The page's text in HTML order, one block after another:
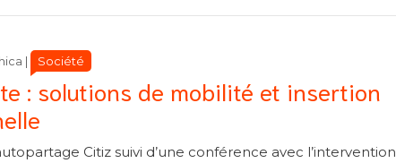
: solutions de mobilité et insertion
Catégories
Catégories
Société
Citiz suivi d’une conférence avec l’intervention